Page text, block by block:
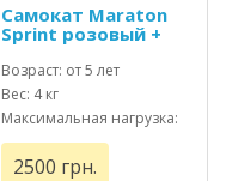
Самокат Maraton
Sprint розовый +
Led фонарик
Возраст: от 5 лет
Вес: 4 кг
Максимальная нагрузка:
до 100 кг
2500 грн.